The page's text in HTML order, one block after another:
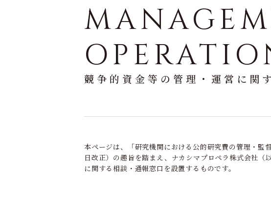
競争的資金等の管理・運営に関
本ページは、「研究機関における公的研究費の管理・
日改正）の趣旨を踏まえ、ナカシマプロペラ株式会社
に関する相談・通報窓口を設置するものです。